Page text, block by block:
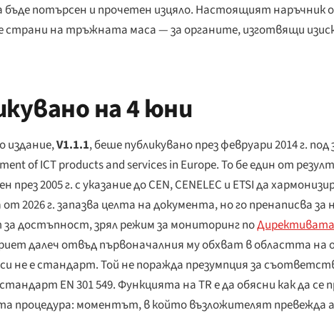
потърсен и прочетен изцяло. Настоящият наръчник
страни на тръжната маса — за органите, изготвящи
на 4 юни
издание,V1.1.1, беше публикувано през февруари 2014 г. под
of ICT products and services in Europe. То бе един от
през 2005 г. с указание до CEN, CENELEC и ETSI да
2026 г. запазва целта на документа, но го пренаписва
за достъпност, зрял режим за мониторинг по
далеч отвъд първоначалния му обхват в областта
си не е стандарт. Той не поражда презумпция за
EN 301 549. Функцията на TR е да обясни как да се
процедура: моментът, в който възложителят превежда